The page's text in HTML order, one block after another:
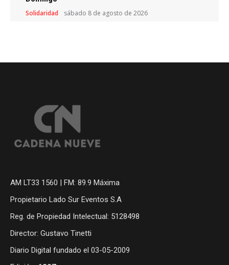
Solidaridad sábado 8 de agosto de 2026
AM LT33 1560 | FM: 89.9 Máxima
Propietario Lado Sur Eventos S.A
Reg. de Propiedad Intelectual: 5128498
Director: Gustavo Tinetti
Diario Digital fundado el 03-05-2009